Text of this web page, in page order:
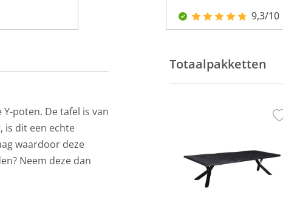
9,3/10
poten. De tafel is van
is dit een echte
waardoor deze
Neem deze dan
Totaalpakketten